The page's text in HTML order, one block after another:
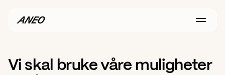
Vi skal bruke våre muligheter